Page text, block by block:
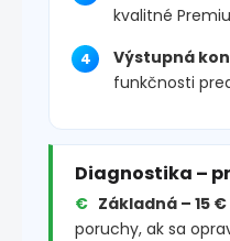
kvalitné
Výstupná
funkčnosti
Diagnostika –
Základná – 15 €
poruchy, ak sa